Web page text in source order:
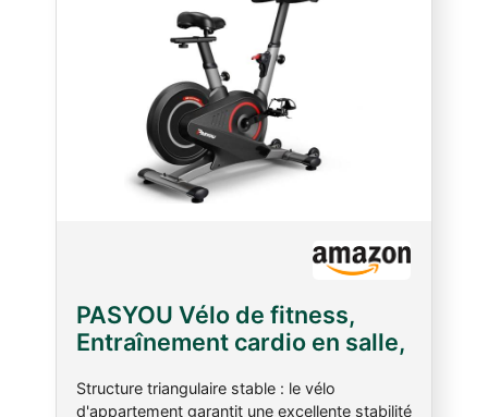
PASYOU Vélo de fitness,
Entraînement cardio en salle,
moniteur, support de
Structure triangulaire stable : le vélo
d'appartement garantit une excellente stabilité